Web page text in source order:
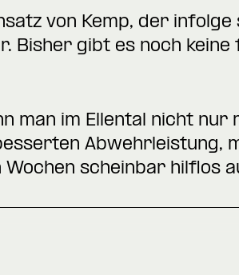
von Kemp, der
Bisher gibt es noch
man im Ellental nicht
Abwehrleistung,
Wochen scheinbar hilflos